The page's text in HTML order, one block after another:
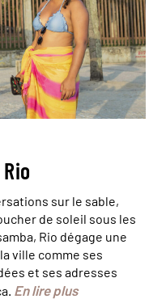
sur le sable,
de soleil sous les
Rio dégage une
ville comme ses
et ses adresses
En lire plus